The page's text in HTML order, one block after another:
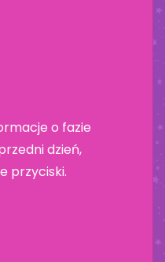
o fazie
dzień,
przyciski.